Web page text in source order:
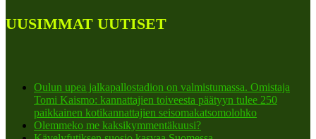
UUSIMMAT UUTISET
Oulun upea jalkapallostadion on valmistumassa. Omistaja
Tomi Kaismo: kannattajien toiveesta päätyyn tulee 250
paikkainen kotikannattajien seisomakatsomolohko
Olemmeko me kaksikymmentäkuusi?